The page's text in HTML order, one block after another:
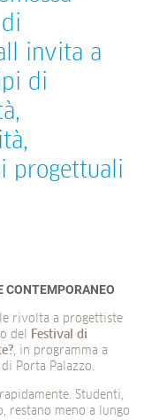
invita a
di
progettuali
CONTEMPORANEO
rivolta a progettiste
del
Festival di
, in programma a
Porta Palazzo.
Studenti,
restano meno a lungo